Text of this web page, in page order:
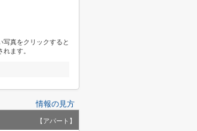
真をクリックすると
ます。
情報の見方
【アパート】